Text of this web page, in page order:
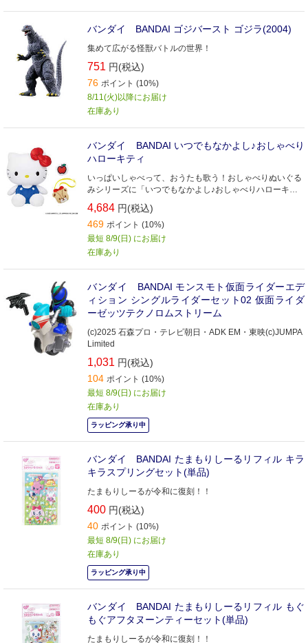
バンダイ BANDAI ゴジバースト ゴジラ(2004)
集めて広がる怪獣バトルの世界！
751 円(税込)
76 ポイント (10%)
8/11(火)以降にお届け
在庫あり
バンダイ BANDAI いつでもなかよし♪おしゃべり
ハローキティ
いっぱいしゃべって、おうたも歌う！おしゃべりぬいぐる
みシリーズに「いつでもなかよし♪おしゃべりハローキテ
ィ」が登場！
4,684 円(税込)
469 ポイント (10%)
最短 8/9(日) にお届け
在庫あり
バンダイ BANDAI モンスモト仮面ライダーエデ
ィション シングルライダーセット02 仮面ライダ
ーゼッツテクノロムストリーム
(c)2025 石森プロ・テレビ朝日・ADK EM・東映(c)JUMPA
Limited
1,031 円(税込)
104 ポイント (10%)
最短 8/9(日) にお届け
在庫あり
ラッピング承り中
バンダイ BANDAI たまもりしーるリフィル キラ
キラスプリングセット(単品)
たまもりしーるが令和に復刻！！
400 円(税込)
40 ポイント (10%)
最短 8/9(日) にお届け
在庫あり
ラッピング承り中
バンダイ BANDAI たまもりしーるリフィル もぐ
もぐアフタヌーンティーセット(単品)
たまもりしーるが令和に復刻！！